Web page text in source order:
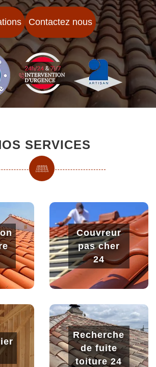
Contactez nous
SERVICES
Couvreur
pas cher
24
Recherche
de fuite
toiture 24